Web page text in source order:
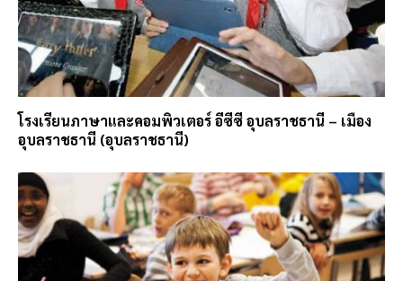
โรงเรียนภาษาและคอมพิวเตอร์ อีซีซี อุบลราชธานี – เมือง
อุบลราชธานี (อุบลราชธานี)